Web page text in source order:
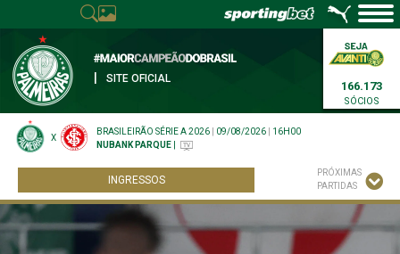
SITE OFICIAL
166.173
SÓCIOS
X
BRASILEIRÃO SÉRIE A 2026 09/08/2026
16H00
NUBANK PARQUE
INGRESSOS
PRÓXIMAS
PARTIDAS